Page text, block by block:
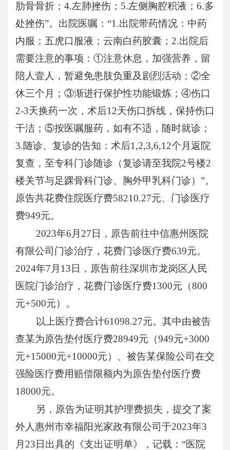
肋骨骨折；4.左肺挫伤；5.左侧胸腔积液；6.多
处挫伤”。出院医嘱：“1.出院带药情况：中药
内服；五虎口服液；云南白药胶囊；2.出院后
需要注意的事项：①注意休息，加强营养，留
陪人壹人，暂避免患肢负重及剧烈活动；②全
休三个月；③渐进行保护性功能锻炼；④伤口
2-3天换药一次，术后12天伤口拆线，保持伤口
干洁；⑤按医嘱服药，如有不适，随时就诊；
3.随诊、复诊的告知：术后1,2,3,6,12个月返院
复查，至专科门诊随诊（复诊请至我院2号楼2
楼关节与足踝骨科门诊、胸外甲乳科门诊）”。
原告共花费住院医疗费58210.27元、门诊医疗
费949元。
2023年6月27日，原告前往中信惠州医院
有限公司门诊治疗，花费门诊医疗费639元。
2024年7月13日，原告前往深圳市龙岗区人民
医院门诊治疗，花费门诊医疗费1300元（800
元+500元）。
以上医疗费合计61098.27元。其中由被告
查某为原告垫付医疗费28949元‬（949元+3000
元+15000元+10000元）、被告某保险公司在交
强险医疗费用赔偿限额内为原告垫付医疗费
18000元。
另，原告为证明其护理费损失，提交了案
外人惠州市幸福阳光家政有限公司于2023年3
月23日出具的《支出证明单》，记载：“医院